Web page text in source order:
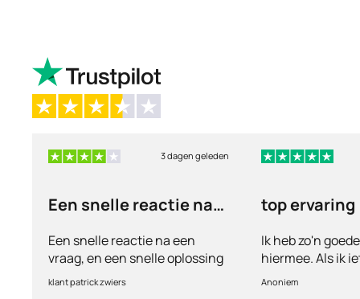
3 dagen geleden
Een snelle reactie na
Een snelle reactie na een
vraag, en een snelle oplossing
klant patrick zwiers
top ervaring
Ik heb zo'n
hiermee. Als ik
vul ik een
Anoniem